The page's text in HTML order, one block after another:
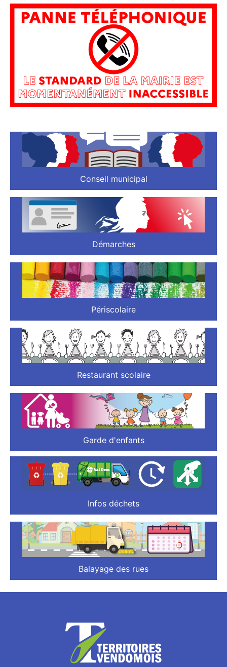
Conseil municipal
Démarches
Périscolaire
Restaurant scolaire
Garde d'enfants
Infos déchets
Balayage des rues